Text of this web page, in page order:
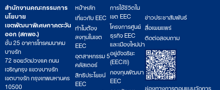
สำนักงานคณะกรรมการ
นโยบาย
เขตพัฒนาพิเศษภาคตะวัน
ออก (สกพอ.)
ชั้น 25 อาคารโทรคมนาคม
บางรัก
72 ซอยวัดม่วงแค ถนน
เจริญกรุง แขวงบางรัก
เขตบางรัก กรุงเทพมหานคร
10500
หน้าหลัก
เกี่ยวกับ EEC
ทำไมต้อง
ลงทุนในเขต
EEC
อุตสาหกรรม 5
คลัสเตอร์
สิทธิประโยชน์
EEC
การใช้ชีวิตใน
เขต EEC
โครงการศูนย์
ธุรกิจ EEC
และเมืองใหม่น่า
อยู่อัจฉริยะ
(EECiti)
กองทุนพัฒนา
EEC
ข่าวประชาสัมพันธ์
สื่อเผยแพร่
ติดต่อสอบถาม
ช่องทางการตอบแบบวัดการ